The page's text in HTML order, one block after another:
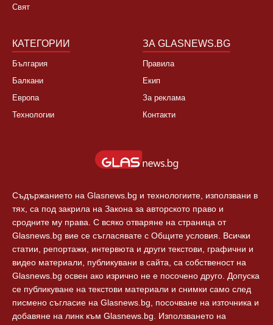
Свят
КАТЕГОРИИ
България
Балкани
Европа
Технологии
ЗА GLASNEWS.BG
Правила
Екип
За реклама
Контакти
Съдържанието на Glasnews.bg и технологиите, използвани в
тях, са под закрила на Закона за авторското право и
сродните му права. С всяко отваряне на страница от
Glasnews.bg вие се съгласявате с Общите условия. Всички
статии, репортажи, интервюта и други текстови, графични и
видео материали, публикувани в сайта, са собственост на
Glasnews.bg освен ако изрично не е посочено друго. Допуска
се публикуване на текстови материали и снимки само след
писмено съгласие на Glasnews.bg, посочване на източника и
добавяне на линк към Glasnews.bg. Използването на